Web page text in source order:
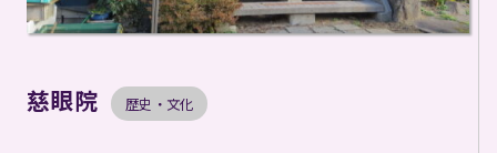
慈眼院 歴史・文化